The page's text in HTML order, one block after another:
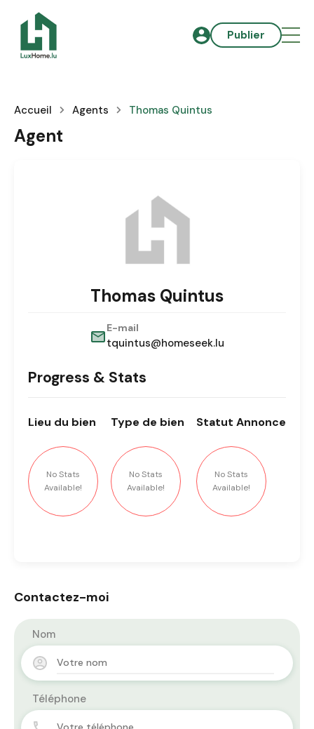
Publier
Accueil Agents Thomas Quintus
Agent
Thomas Quintus
E-mail
tquintus@homeseek.lu
Progress & Stats
Lieu du bien
No Stats
Available!
Type de bien
No Stats
Available!
Statut Annonce
No Stats
Available!
Contactez-moi
Nom
Téléphone